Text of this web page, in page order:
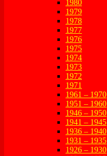
1980
1979
1978
1977
1976
1975
1974
1973
1972
1971
1961 – 1970
1951 – 1960
1946 – 1950
1941 – 1945
1936 – 1940
1931 – 1935
1926 – 1930